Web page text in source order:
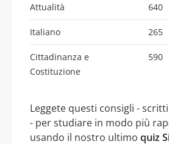
Attualità 640
Italiano 265
Cittadinanza e
Costituzione
590
Leggete questi consigli -
- per studiare in modo più
usando il nostro ultimo quiz